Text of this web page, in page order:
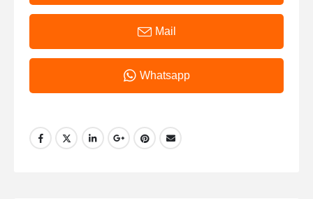
Mail
Whatsapp